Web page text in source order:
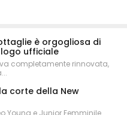
è orgogliosa di
ufficiale
completamente rinnovata,
corte della New
Young e Junior Femminile